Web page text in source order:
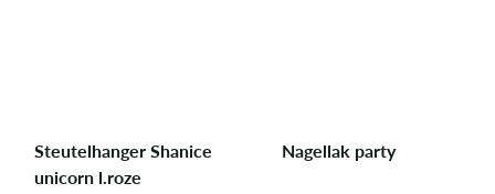
Steutelhanger Shanice
unicorn l.roze
Nagellak party